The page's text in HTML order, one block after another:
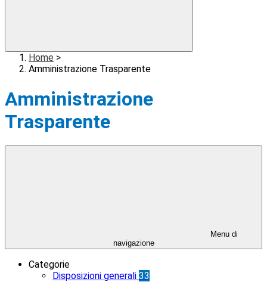
Home >
Amministrazione Trasparente
Amministrazione
Trasparente
Menu di
navigazione
Categorie
Disposizioni generali 33